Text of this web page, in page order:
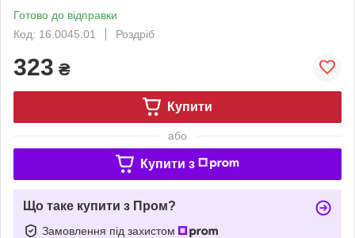
Готово до відправки
Код: 16.0045.01
Роздріб
323 ₴
Купити
або
Купити з
Що таке купити з Пром?
Замовлення під захистом